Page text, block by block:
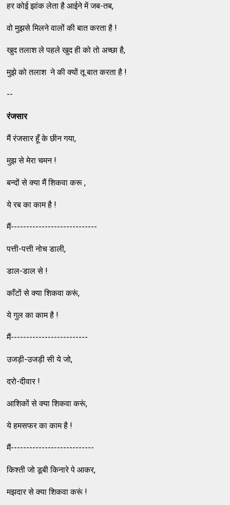
हर कोई झांक लेता है आईने में जब-तब,
वो मुझसे मिलने वालों की बात करता है !
खुद तलाश ले पहले खुद ही को तो अच्छा है,
मुझे को तलाश ने की क्यों तू बात करता है !
--
रंजसार
मैं रंजसार हूँ के छीन गया,
मुझ से मेरा चमन !
बन्दों से क्या मैं शिकवा करू ,
ये रब का काम है !
मैं----------------------------
पत्ती-पत्ती नोच डाली,
डाल-डाल से !
काँटों से क्या शिकवा करूं,
ये गुल का काम है !
मैं-------------------------
उजड़ी-उजड़ी सी ये जो,
दरो-दीवार !
आशिकों से क्या शिकवा करूं,
ये हमसफर का काम है !
मैं---------------------------
किश्ती जो डूबी किनारे पे आकर,
मझदार से क्या शिकवा करूं !